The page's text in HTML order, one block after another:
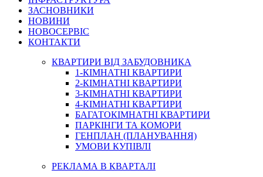
ЗАСНОВНИКИ
НОВИНИ
НОВОСЕРВІС
КОНТАКТИ
КВАРТИРИ ВІД ЗАБУДОВНИКА
1-КІМНАТНІ КВАРТИРИ
2-КІМНАТНІ КВАРТИРИ
3-КІМНАТНІ КВАРТИРИ
4-КІМНАТНІ КВАРТИРИ
БАГАТОКІМНАТНІ КВАРТИРИ
ПАРКІНГИ ТА КОМОРИ
ГЕНПЛАН (ПЛАНУВАННЯ)
УМОВИ КУПІВЛІ
РЕКЛАМА В КВАРТАЛІ